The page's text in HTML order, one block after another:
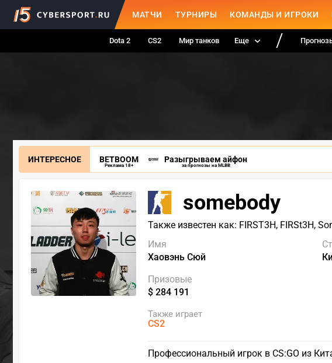
МАТЧИ ТУРНИРЫ КОМАНДЫ И ИГРОКИ
Dota 2 CS2 Мир танков Еще
ИНТЕРЕСНОЕ BETBOOM
Реклама 18+
Разыгрываем айфон
за прогнозы на MLBB
somebody
Также известен как: FIRST3H, FIRSt3H,
Имя
Хаовэнь Сюй
Призовые
$ 284 191
Также играет
CS2
Профессиональный игрок в CS:GO из